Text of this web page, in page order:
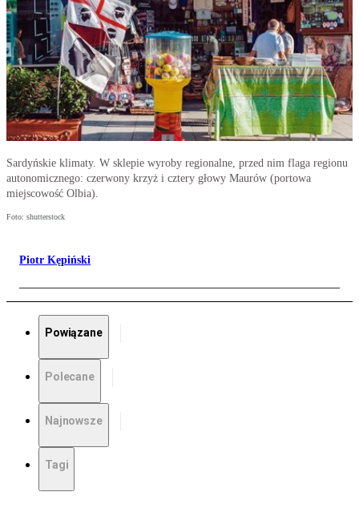
Sardyńskie klimaty. W sklepie wyroby regionalne, przed nim flaga regionu
autonomicznego: czerwony krzyż i cztery głowy Maurów (portowa
miejscowość Olbia).
Foto: shutterstock
Piotr Kępiński
Powiązane
Polecane
Najnowsze
Tagi